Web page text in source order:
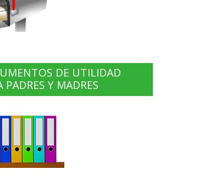
DE UTILIDAD
PADRES Y MADRES